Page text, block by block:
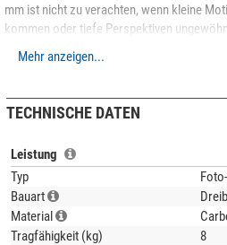
mm ist nicht zu verachten, wenn kleine
kommen oder tiefe Perspektiven
Bei alledem bleibt das Packmaß mit nur
ist das Urban LX-254CT ein geradezu
zu fallen.
Unser Expertenkommentar:
Tipp:Entdecken Sie unseren
Stativeund lassen Sie sich von den
perfekte Stativ zu finden!
Mehr anzeigen...
TECHNISCHE DATEN
Leistung
Typ
Bauart
Material
Tragfähigkeit (kg)
8